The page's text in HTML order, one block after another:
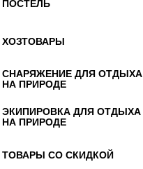
ПОСТЕЛЬ
ХОЗТОВАРЫ
СНАРЯЖЕНИЕ ДЛЯ ОТДЫХА
НА ПРИРОДЕ
ЭКИПИРОВКА ДЛЯ ОТДЫХА
НА ПРИРОДЕ
ТОВАРЫ СО СКИДКОЙ